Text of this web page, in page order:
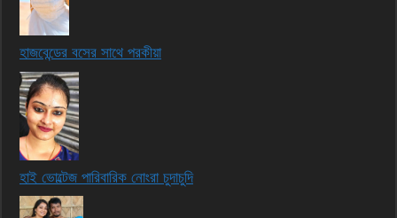
হাজবেন্ডের বসের সাথে পরকীয়া
হাই ভোল্টেজ পারিবারিক নোংরা চুদাচুদি